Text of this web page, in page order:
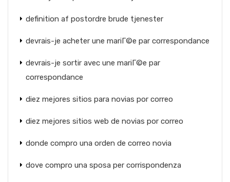
definition af postordre brude tjenester
devrais-je acheter une mariГ©e par correspondance
devrais-je sortir avec une mariГ©e par
correspondance
diez mejores sitios para novias por correo
diez mejores sitios web de novias por correo
donde compro una orden de correo novia
dove compro una sposa per corrispondenza